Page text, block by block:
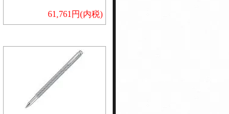
61,761円(内税)